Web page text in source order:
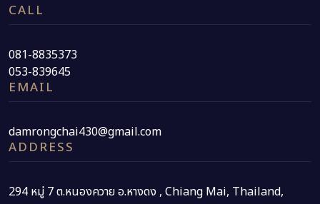
CALL
081-8835373
053-839645
EMAIL
damrongchai430@gmail.com
ADDRESS
294 หมู่ 7 ต.หนองควาย อ.หางดง , Chiang Mai, Thailand,